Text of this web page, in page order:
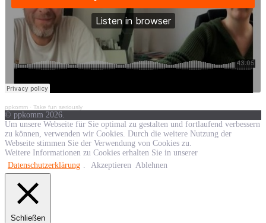
ppkomm · Take fun seriously
© ppkomm 2026.
Um unsere Webseite für Sie optimal zu gestalten und fortlaufend verbessern
zu können, verwenden wir Cookies. Durch die weitere Nutzung der
Webseite stimmen Sie der Verwendung von Cookies zu.
Weitere Informationen zu Cookies erhalten Sie in unserer
Datenschutzerklärung
Akzeptieren Ablehnen
Schließen